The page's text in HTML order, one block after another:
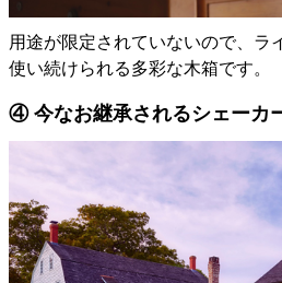
用途が限定されていないので、ラ
使い続けられる多彩な木箱です。
④ 今なお継承されるシェーカ